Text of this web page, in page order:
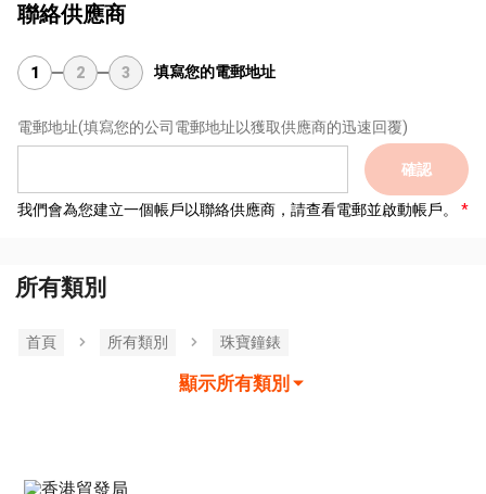
聯絡供應商
1 2 3 填寫您的電郵地址
電郵地址(填寫您的公司電郵地址以獲取供應商的迅速回覆)
確認
我們會為您建立一個帳戶以聯絡供應商，請查看電郵並啟動帳戶。
所有類別
首頁 所有類別 珠寶鐘錶
顯示所有類別